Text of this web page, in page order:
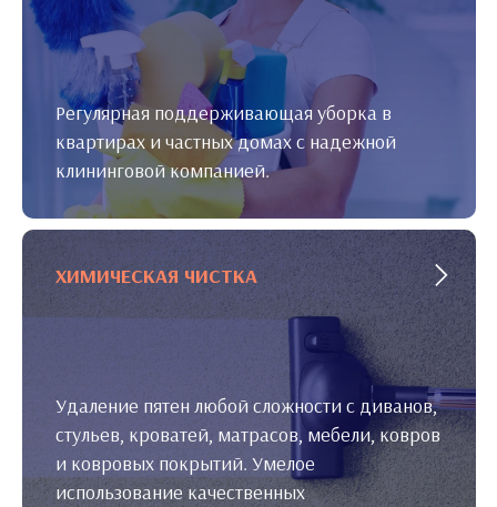
Регулярная поддерживающая уборка в
квартирах и частных домах с надежной
клининговой компанией.
ХИМИЧЕСКАЯ ЧИСТКА
Удаление пятен любой сложности с диванов,
стульев, кроватей, матрасов, мебели, ковров
и ковровых покрытий. Умелое
использование качественных